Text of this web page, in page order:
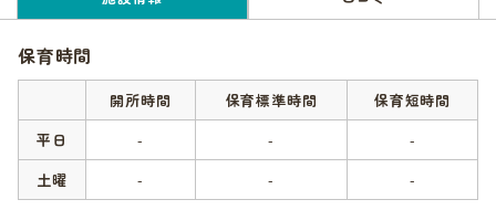
保育時間
開所時間 保育標準時間
保育短時間
平日
- -
-
土曜
- - -